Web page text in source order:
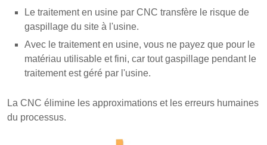
Le traitement en usine par CNC transfère le risque de
gaspillage du site à l'usine.
Avec le traitement en usine, vous ne payez que pour le
matériau utilisable et fini, car tout gaspillage pendant le
traitement est géré par l'usine.
La CNC élimine les approximations et les erreurs humaines
du processus.